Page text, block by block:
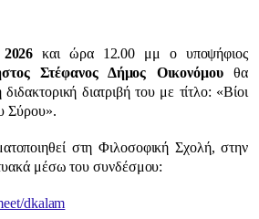
και ώρα 12.00 μμ ο υποψήφιος
Στέφανος Δήμος Οικονόμουθα
διατριβή του με τίτλο: «Βίοι
Σύρου».
στη Φιλοσοφική Σχολή, στην
μέσω του συνδέσμου:
dkalam